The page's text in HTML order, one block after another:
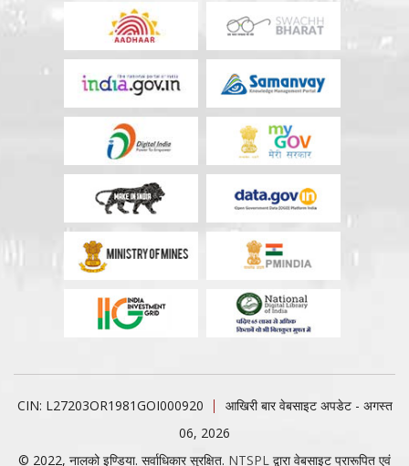
CIN: L27203OR1981GOI000920
आखिरी बार वेबसाइट अपडेट - अगस्त
06, 2026
© 2022, नालको इण्डिया. सर्वाधिकार सुरक्षित. NTSPL द्वारा वेबसाइट प्रारूपित एवं